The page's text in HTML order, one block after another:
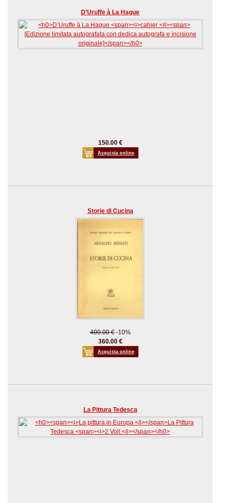
D’Uruffe à La Hague
150.00 €
Acquista online
Storie di Cucina
400.00 €-10%
360.00 €
Acquista online
La Pittura Tedesca